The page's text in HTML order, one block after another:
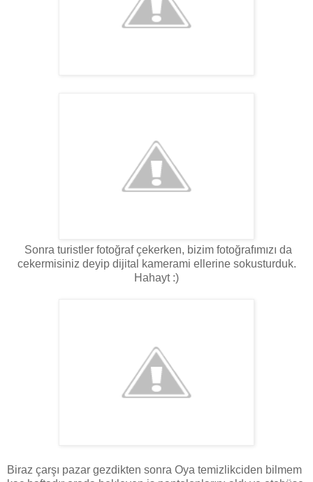
Sonra turistler fotoğraf çekerken, bizim fotoğrafımızı da
cekermisiniz deyip dijital kamerami ellerine sokusturduk.
Hahayt :)
Biraz çarşı pazar gezdikten sonra Oya temizlikciden bilmem